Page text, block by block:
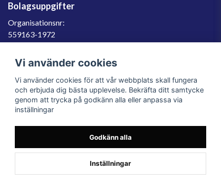
Bolagsuppgifter
Organisationsnr:
559163-1972
SE559163197201
060-566 800
info@filter.se
559163-1972
© 2023 Filter.se, All rights reserved.
Vi använder cookies
Vi använder cookies för att vår webbplats skall fungera
och erbjuda dig bästa upplevelse. Bekräfta ditt samtycke
genom att trycka på godkänn alla eller anpassa via
inställningar
Godkänn alla
Inställningar